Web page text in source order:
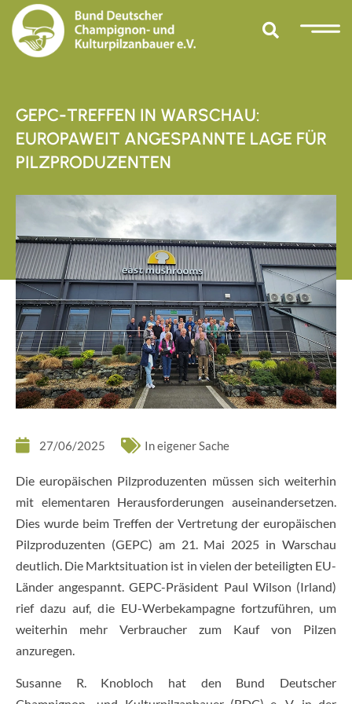
GEPC-TREFFEN IN WARSCHAU:
EUROPAWEIT ANGESPANNTE LAGE FÜR
PILZPRODUZENTEN
27/06/2025 In eigener Sache
Die europäischen Pilzproduzenten müssen sich weiterhin
mit elementaren Herausforderungen auseinandersetzen.
Dies wurde beim Treffen der Vertretung der europäischen
Pilzproduzenten (GEPC) am 21. Mai 2025 in Warschau
deutlich. Die Marktsituation ist in vielen der beteiligten EU-
Länder angespannt. GEPC-Präsident Paul Wilson (Irland)
rief dazu auf, die EU-Werbekampagne fortzuführen, um
weiterhin mehr Verbraucher zum Kauf von Pilzen
anzuregen.
Susanne R. Knobloch hat den Bund Deutscher